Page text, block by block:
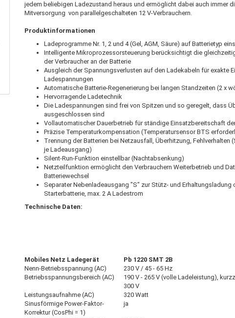
jedem beliebigen Ladezustand heraus und ermöglicht dabei auch immer
Mitversorgung von parallelgeschalteten 12 V-Verbrauchern.
Produktinformationen
Ladeprogramme Nr. 1, 2 und 4 (Gel, AGM, Säure) auf Batterietyp
Intelligente Mikroprozessorsteuerung berücksichtigt die
der Verbraucher an der Batterie
Ausgleich der Spannungsverlusten auf den Ladekabeln für exakte
Ladespannungen
Automatische Batterie-Regenerierung bei langen Standzeiten (2 x
Hervorragende Ladetechnik
Die Ladespannungen sind frei von Spitzen und so geregelt, dass
ausgeschlossen sind
Vollautomatischer Dauerbetrieb für ständige Einsatzbereitschaft
Präzise Temperaturkompensation (Temperatursensor BTS
Trennung der Batterien bei Netzausfall, Überhitzung, Fehlverhalten
je Ladeausgang)
Silent-Run-Funktion einstellbar (Nachtabsenkung)
Netzteilfunktion ermöglicht den Verbrauchern Weiterbetrieb und
Batteriewechsel
Separater Nebenladeausgang "S" zur Stütz- und Erhaltungsladung
Starterbatterie, max. 2 A Ladestrom
Technische Daten:
Mobiles Netz Ladegerät
Pb 1220 SMT 2B
Nenn-Betriebsspannung (AC)
230 V / 45 - 65 Hz
Betriebsspannungsbereich (AC)
190 V - 265 V (volle Ladeleistung),
300 V
Leistungsaufnahme (AC)
320 Watt
Sinusförmige Power-Faktor-
Korrektur (CosPhi = 1)
ja